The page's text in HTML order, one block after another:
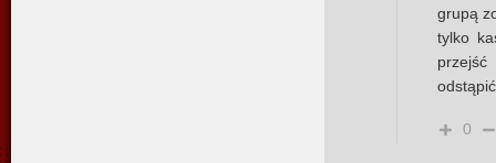
grupą
tylko
0